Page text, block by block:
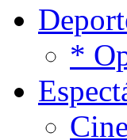
*
Cine